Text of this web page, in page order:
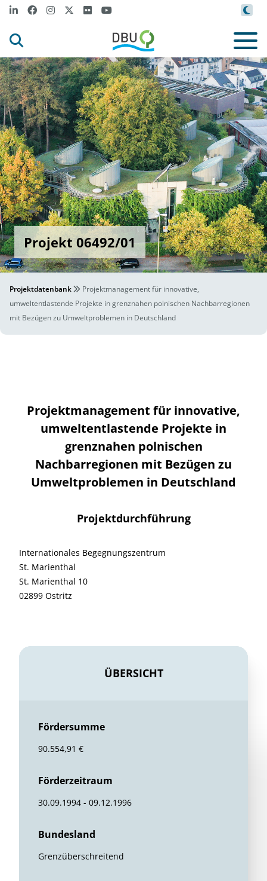
Projekt 06492/01
Projektdatenbank
Projektmanagement für innovative,
umweltentlastende Projekte in grenznahen polnischen Nachbarregionen
mit Bezügen zu Umweltproblemen in Deutschland
Projektmanagement für innovative,
umweltentlastende Projekte in
grenznahen polnischen
Nachbarregionen mit Bezügen zu
Umweltproblemen in Deutschland
Projektdurchführung
Internationales Begegnungszentrum
St. Marienthal
St. Marienthal 10
02899 Ostritz
ÜBERSICHT
Fördersumme
90.554,91 €
Förderzeitraum
30.09.1994 - 09.12.1996
Bundesland
Grenzüberschreitend